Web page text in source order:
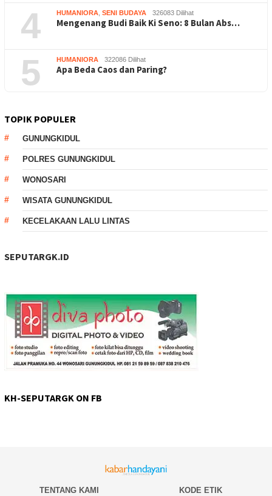
4 HUMANIORA SENI BUDAYA 326083 Dilihat
Mengenang Budi Baik Ki Seno: 8 Bulan Abs…
5 HUMANIORA 322086 Dilihat
Apa Beda Caos dan Paring?
TOPIK POPULER
GUNUNGKIDUL
POLRES GUNUNGKIDUL
WONOSARI
WISATA GUNUNGKIDUL
KECELAKAAN LALU LINTAS
SEPUTARGK.ID
KH-SEPUTARGK ON FB
TENTANG KAMI KODE ETIK